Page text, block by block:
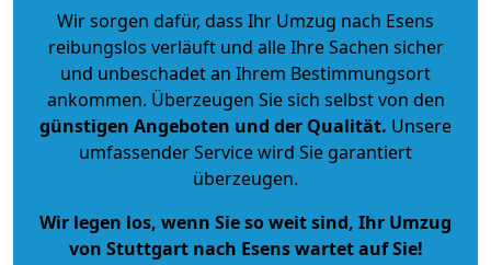
Wir sorgen dafür, dass Ihr Umzug nach Esens
reibungslos verläuft und alle Ihre Sachen sicher
und unbeschadet an Ihrem Bestimmungsort
ankommen. Überzeugen Sie sich selbst von den
günstigen Angeboten und der Qualität. Unsere
umfassender Service wird Sie garantiert
überzeugen.
Wir legen los, wenn Sie so weit sind, Ihr Umzug
von Stuttgart nach Esens wartet auf Sie!